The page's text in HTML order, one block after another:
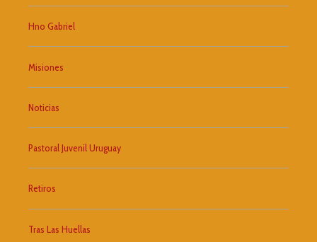
Hno Gabriel
Misiones
Noticias
Pastoral Juvenil Uruguay
Retiros
Tras Las Huellas